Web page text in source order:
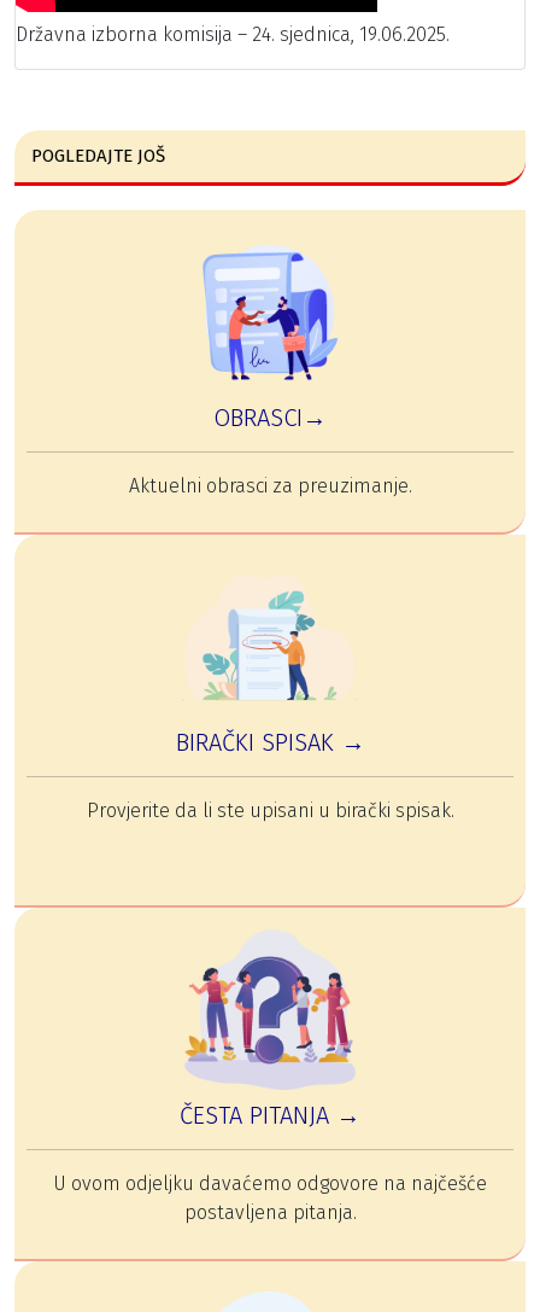
Državna izborna komisija – 24. sjednica, 19.06.2025.
POGLEDAJTE JOŠ
OBRASCI→
Aktuelni obrasci za preuzimanje.
BIRAČKI SPISAK →
Provjerite da li ste upisani u birački spisak.
ČESTA PITANJA →
U ovom odjeljku davaćemo odgovore na najčešće
postavljena pitanja.